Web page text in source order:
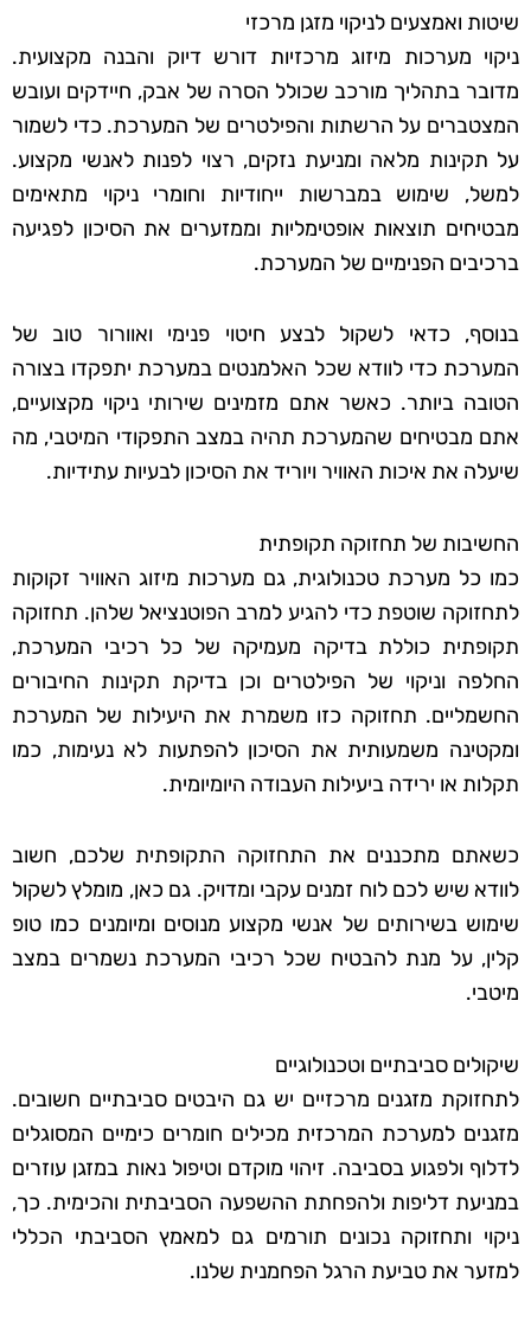
שיטות ואמצעים לניקוי מזגן מרכזי
ניקוי מערכות מיזוג מרכזיות דורש דיוק והבנה מקצועית.
מדובר בתהליך מורכב שכולל הסרה של אבק, חיידקים ועובש
המצטברים על הרשתות והפילטרים של המערכת. כדי לשמור
על תקינות מלאה ומניעת נזקים, רצוי לפנות לאנשי מקצוע.
למשל, שימוש במברשות ייחודיות וחומרי ניקוי מתאימים
מבטיחים תוצאות אופטימליות וממזערים את הסיכון לפגיעה
ברכיבים הפנימיים של המערכת.
בנוסף, כדאי לשקול לבצע חיטוי פנימי ואוורור טוב של
המערכת כדי לוודא שכל האלמנטים במערכת יתפקדו בצורה
הטובה ביותר. כאשר אתם מזמינים שירותי ניקוי מקצועיים,
אתם מבטיחים שהמערכת תהיה במצב התפקודי המיטבי, מה
שיעלה את איכות האוויר ויוריד את הסיכון לבעיות עתידיות.
החשיבות של תחזוקה תקופתית
כמו כל מערכת טכנולוגית, גם מערכות מיזוג האוויר זקוקות
לתחזוקה שוטפת כדי להגיע למרב הפוטנציאל שלהן. תחזוקה
תקופתית כוללת בדיקה מעמיקה של כל רכיבי המערכת,
החלפה וניקוי של הפילטרים וכן בדיקת תקינות החיבורים
החשמליים. תחזוקה כזו משמרת את היעילות של המערכת
ומקטינה משמעותית את הסיכון להפתעות לא נעימות, כמו
תקלות או ירידה ביעילות העבודה היומיומית.
כשאתם מתכננים את התחזוקה התקופתית שלכם, חשוב
לוודא שיש לכם לוח זמנים עקבי ומדויק. גם כאן, מומלץ לשקול
שימוש בשירותים של אנשי מקצוע מנוסים ומיומנים כמו טופ
קלין, על מנת להבטיח שכל רכיבי המערכת נשמרים במצב
מיטבי.
שיקולים סביבתיים וטכנולוגיים
לתחזוקת מזגנים מרכזיים יש גם היבטים סביבתיים חשובים.
מזגנים למערכת המרכזית מכילים חומרים כימיים המסוגלים
לדלוף ולפגוע בסביבה. זיהוי מוקדם וטיפול נאות במזגן עוזרים
במניעת דליפות ולהפחתת ההשפעה הסביבתית והכימית. כך,
ניקוי ותחזוקה נכונים תורמים גם למאמץ הסביבתי הכללי
למזער את טביעת הרגל הפחמנית שלנו.